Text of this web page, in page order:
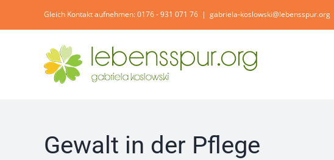
Gleich Kontakt aufnehmen: 0176 - 931 071 76 | gabriela-koslowski@lebensspur.org
Gewalt in der Pflege